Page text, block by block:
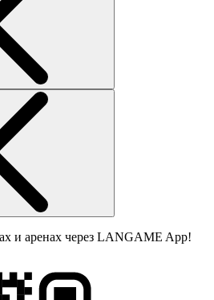
и аренах через LANGAME App!